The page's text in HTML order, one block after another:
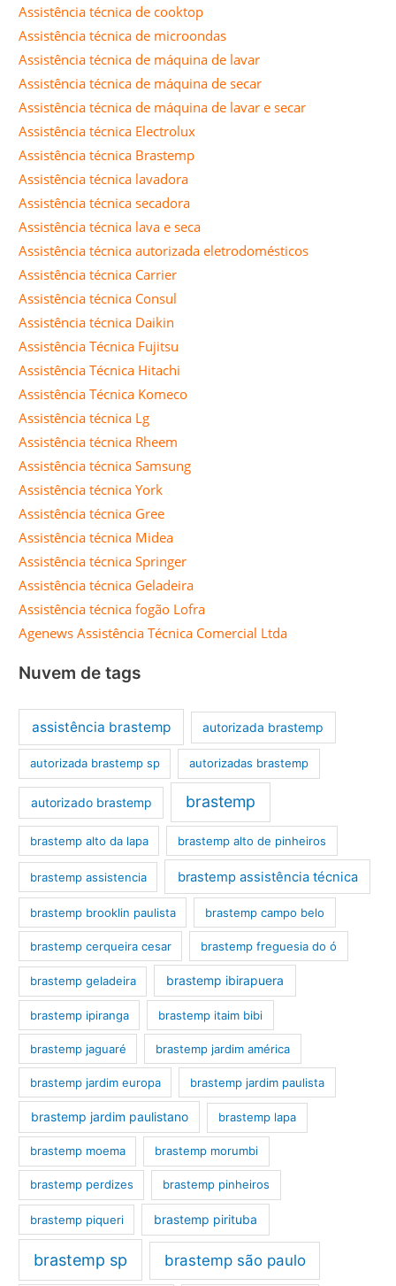
Assistência técnica de cooktop
Assistência técnica de microondas
Assistência técnica de máquina de lavar
Assistência técnica de máquina de secar
Assistência técnica de máquina de lavar e secar
Assistência técnica Electrolux
Assistência técnica Brastemp
Assistência técnica lavadora
Assistência técnica secadora
Assistência técnica lava e seca
Assistência técnica autorizada eletrodomésticos
Assistência técnica Carrier
Assistência técnica Consul
Assistência técnica Daikin
Assistência Técnica Fujitsu
Assistência Técnica Hitachi
Assistência Técnica Komeco
Assistência técnica Lg
Assistência técnica Rheem
Assistência técnica Samsung
Assistência técnica York
Assistência técnica Gree
Assistência técnica Midea
Assistência técnica Springer
Assistência técnica Geladeira
Assistência técnica fogão Lofra
Agenews Assistência Técnica Comercial Ltda
Nuvem de tags
assistência brastemp autorizada brastemp
autorizada brastemp sp autorizadas brastemp
autorizado brastemp brastemp
brastemp alto da lapa brastemp alto de pinheiros
brastemp assistencia brastemp assistência técnica
brastemp brooklin paulista brastemp campo belo
brastemp cerqueira cesar brastemp freguesia do ó
brastemp geladeira brastemp ibirapuera
brastemp ipiranga brastemp itaim bibi
brastemp jaguaré brastemp jardim américa
brastemp jardim europa brastemp jardim paulista
brastemp jardim paulistano brastemp lapa
brastemp moema brastemp morumbi
brastemp perdizes brastemp pinheiros
brastemp piqueri brastemp pirituba
brastemp sp brastemp são paulo